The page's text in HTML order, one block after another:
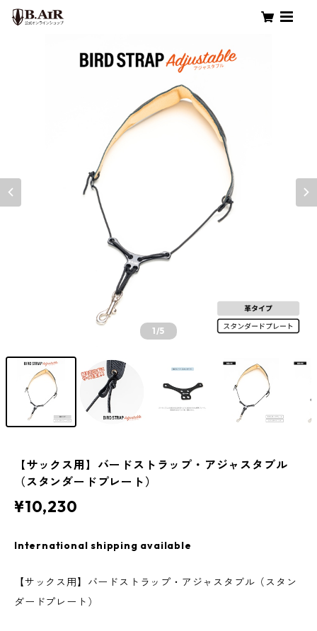
1/5
【サックス用】バードストラップ・アジャスタブル
（スタンダードプレート）
¥10,230
International shipping available
【サックス用】バードストラップ・アジャスタブル（スタン
ダードプレート）